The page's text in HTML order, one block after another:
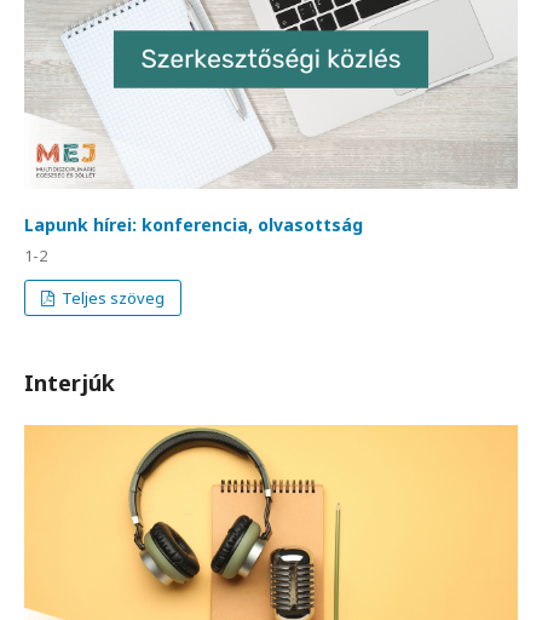
Lapunk hírei: konferencia, olvasottság
1-2
Teljes szöveg
Interjúk